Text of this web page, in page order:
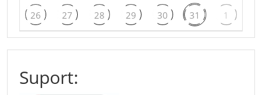
26 27 28 29 30 31 1
Suport: